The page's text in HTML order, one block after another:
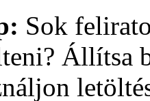
Sok
Állítsa